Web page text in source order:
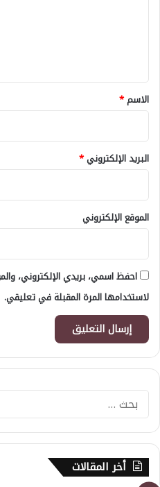
*
الاسم*
البريد الإلكتروني*
الموقع الإلكتروني
احفظ اسمي، بريدي الإلكتروني،
لاستخدامها المرة المقبلة في تعليقي.
أخر المقالات